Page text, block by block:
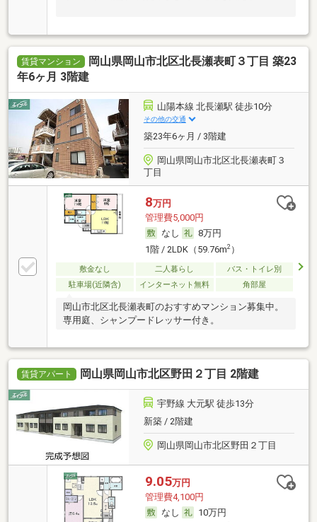
賃貸マンション
岡山県岡山市北区北長瀬表町３丁目 築23
年6ヶ月 3階建
山陽本線 北長瀬駅 徒歩10分
その他の交通
築23年6ヶ月 / 3階建
岡山県岡山市北区北長瀬表町３
丁目
8万円
管理費5,000円
なし
8万円
1階 / 2LDK（59.76m2）
敷金なし 二人暮らし
バス・トイレ別
駐車場(近隣含)
インターネット無料 角部屋
岡山市北区北長瀬表町のおすすめマンション募集中。
専用庭、シャンプードレッサー付き。
賃貸アパート 岡山県岡山市北区野田２丁目 2階建
宇野線 大元駅 徒歩13分
新築 / 2階建
岡山県岡山市北区野田２丁目
9.05万円
管理費4,100円
なし
10万円